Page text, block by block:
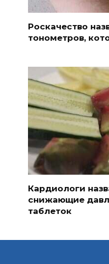
Роскачество
тонометров,
Кардиологи
снижающие
таблеток